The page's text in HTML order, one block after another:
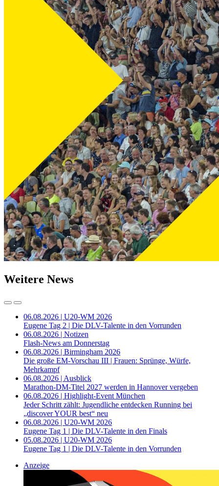
Weitere News
06.08.2026 | U20-WM 2026
Eugene Tag 2 | Die DLV-Talente in den Vorrunden
06.08.2026 | Notizen
Flash-News am Donnerstag
06.08.2026 | Birmingham 2026
Die große EM-Vorschau III | Frauen: Sprünge, Würfe,
Mehrkampf
06.08.2026 | Ausblick
Marathon-DM-Titel 2027 werden in Hannover vergeben
06.08.2026 | Highlight-Event München
Jeder Schritt zählt: Jugendliche entdecken Running bei
„discover YOUR best“ neu
06.08.2026 | U20-WM 2026
Eugene Tag 1 | Die DLV-Talente in den Finals
05.08.2026 | U20-WM 2026
Eugene Tag 1 | Die DLV-Talente in den Vorrunden
Anzeige